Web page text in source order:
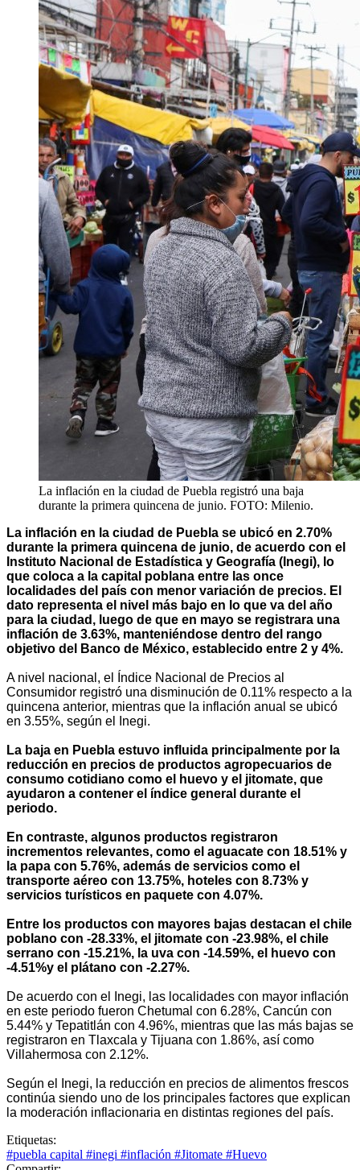
La inflación en la ciudad de Puebla registró una baja
durante la primera quincena de junio. FOTO: Milenio.
La inflación en la ciudad de Puebla se ubicó en 2.70%
durante la primera quincena de junio, de acuerdo con el
Instituto Nacional de Estadística y Geografía (Inegi), lo
que coloca a la capital poblana entre las once
localidades del país con menor variación de precios. El
dato representa el nivel más bajo en lo que va del año
para la ciudad, luego de que en mayo se registrara una
inflación de 3.63%, manteniéndose dentro del rango
objetivo del Banco de México, establecido entre 2 y 4%.
A nivel nacional, el Índice Nacional de Precios al
Consumidor registró una disminución de 0.11% respecto a la
quincena anterior, mientras que la inflación anual se ubicó
en 3.55%, según el Inegi.
La baja en Puebla estuvo influida principalmente por la
reducción en precios de productos agropecuarios de
consumo cotidiano como el huevo y el jitomate, que
ayudaron a contener el índice general durante el
periodo.
En contraste, algunos productos registraron
incrementos relevantes, como el aguacate con 18.51% y
la papa con 5.76%, además de servicios como el
transporte aéreo con 13.75%, hoteles con 8.73% y
servicios turísticos en paquete con 4.07%.
Entre los productos con mayores bajas destacan el chile
poblano con -28.33%, el jitomate con -23.98%, el chile
serrano con -15.21%, la uva con -14.59%, el huevo con
-4.51%y el plátano con -2.27%.
De acuerdo con el Inegi, las localidades con mayor inflación
en este periodo fueron Chetumal con 6.28%, Cancún con
5.44% y Tepatitlán con 4.96%, mientras que las más bajas se
registraron en Tlaxcala y Tijuana con 1.86%, así como
Villahermosa con 2.12%.
Según el Inegi, la reducción en precios de alimentos frescos
continúa siendo uno de los principales factores que explican
la moderación inflacionaria en distintas regiones del país.
Etiquetas:
#puebla capital #inegi #inflación #Jitomate #Huevo